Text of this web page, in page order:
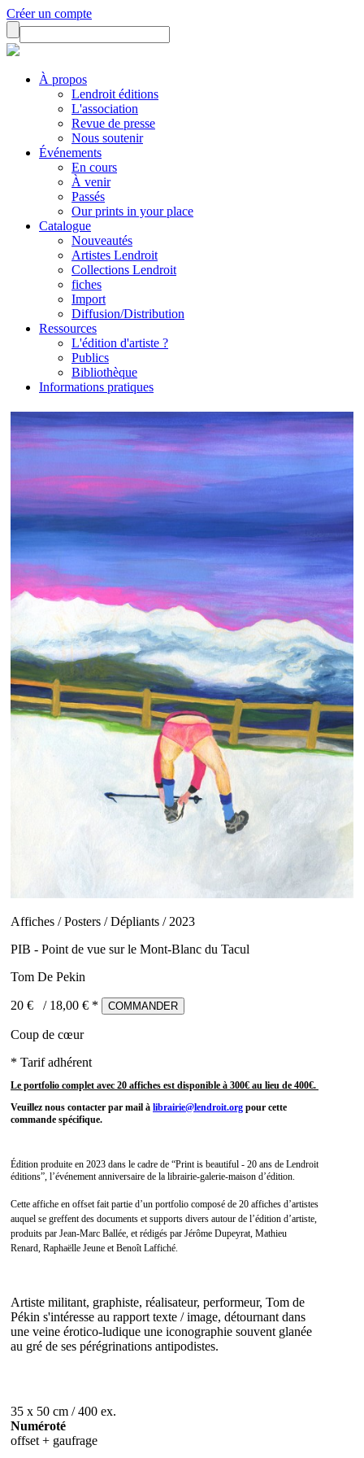
Créer un compte
À propos
Lendroit éditions
L'association
Revue de presse
Nous soutenir
Événements
En cours
À venir
Passés
Our prints in your place
Catalogue
Nouveautés
Artistes Lendroit
Collections Lendroit
fiches
Import
Diffusion/Distribution
Ressources
L'édition d'artiste ?
Publics
Bibliothèque
Informations pratiques
Affiches / Posters / Dépliants / 2023
PIB - Point de vue sur le Mont-Blanc du Tacul
Tom De Pekin
20 € / 18,00 € * COMMANDER
Coup de cœur
* Tarif adhérent
Le portfolio complet avec 20 affiches est disponible à 300€ au lieu de 400€.
Veuillez nous contacter par mail à librairie@lendroit.org pour cette
commande spécifique.
Édition produite en 2023 dans le cadre de “Print is beautiful - 20 ans de Lendroit
éditions”, l’événement anniversaire de la librairie-galerie-maison d’édition.
Cette affiche en offset fait partie d’un portfolio composé de 20 affiches d’artistes
auquel se greffent des documents et supports divers autour de l’édition d’artiste,
produits par Jean-Marc Ballée, et rédigés par Jérôme Dupeyrat, Mathieu
Renard, Raphaëlle Jeune et Benoît Laffiché.
Artiste militant, graphiste, réalisateur, performeur, Tom de
Pékin s'intéresse au rapport texte / image, détournant dans
une veine érotico-ludique une iconographie souvent glanée
au gré de ses pérégrinations antipodistes.
35 x 50 cm / 400 ex.
Numéroté
offset + gaufrage